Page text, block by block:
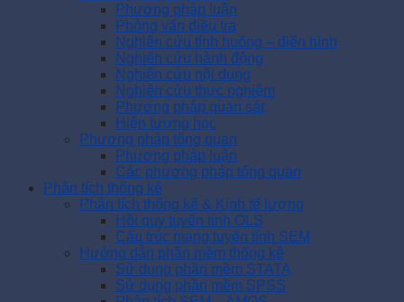
Phương pháp luận
Phỏng vấn điều tra
Nghiên cứu tính huống – điển hình
Nghiên cứu hành động
Nghiên cứu nội dung
Nghiên cứu thực nghiệm
Phương pháp quan sát
Hiện tượng học
Phương pháp tổng quan
Phương pháp luận
Các phương pháp tổng quan
Phân tích thống kê
Phân tích thống kê & Kinh tế lượng
Hồi quy tuyến tính OLS
Cấu trúc mạng tuyến tính SEM
Hướng dẫn phần mềm thống kê
Sử dụng phần mềm STATA
Sử dụng phần mềm SPSS